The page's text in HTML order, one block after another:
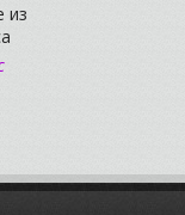
из